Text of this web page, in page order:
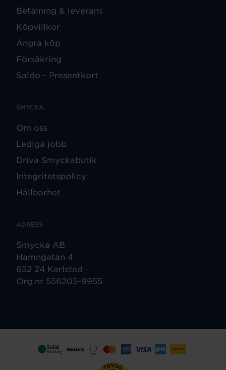
Betalning & leverans
Köpvillkor
Ångra köp
Försäkring
Saldo - Presentkort
SMYCKA
Om oss
Lediga jobb
Driva Smyckabutik
Integritetspolicy
Hållbarhet
ADRESS
Smycka AB
Hamngatan 4
652 24 Karlstad
Org nr 556205-9955